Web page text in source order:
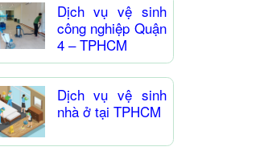
Dịch vụ vệ sinh
công nghiệp Quận
4 – TPHCM
Dịch vụ vệ sinh
nhà ở tại TPHCM